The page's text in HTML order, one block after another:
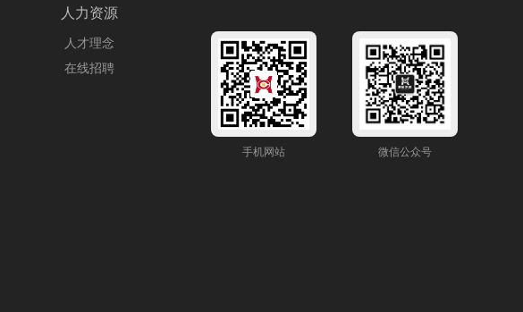
人力资源
人才理念
在线招聘
手机网站 微信公众号